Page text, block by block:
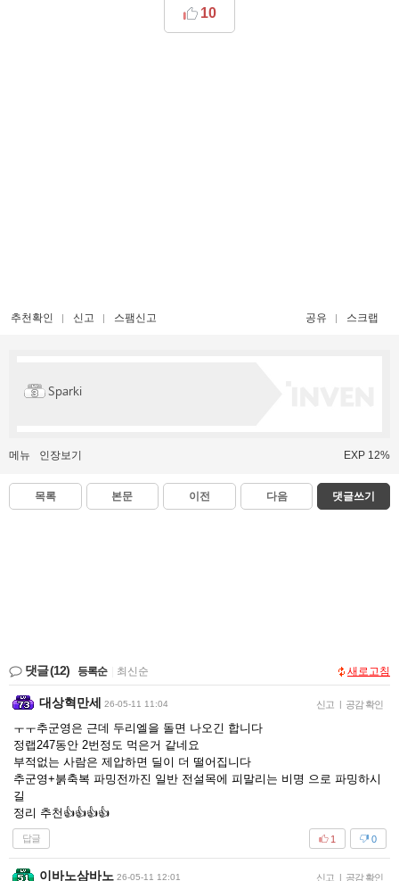
10
추천확인 신고 스팸신고 공유 스크랩
Sparki
메뉴 인장보기 EXP 12%
목록 본문 이전 다음 댓글쓰기
댓글(12) 등록순 최신순 새로고침
대상혁만세 26-05-11 11:04 신고 | 공감 확인
ㅜㅜ추군영은 근데 두리엘을 돌면 나오긴 합니다
정랩247동안 2번정도 먹은거 같네요
부적없는 사람은 제압하면 딜이 더 떨어집니다
추군영+붉축복 파밍전까진 일반 전설목에 피말리는 비명 으로 파밍하시
길
정리 추천👍👍👍👍
답글 0
1
이바노삼바노 26-05-11 12:01 신고 | 공감 확인